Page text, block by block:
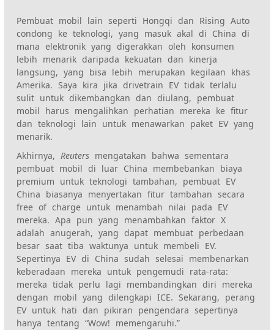
Pembuat mobil lain seperti Hongqi dan Rising Auto
condong ke teknologi, yang masuk akal di China di
mana elektronik yang digerakkan oleh konsumen
lebih menarik daripada kekuatan dan kinerja
langsung, yang bisa lebih merupakan kegilaan khas
Amerika. Saya kira jika drivetrain EV tidak terlalu
sulit untuk dikembangkan dan diulang, pembuat
mobil harus mengalihkan perhatian mereka ke fitur
dan teknologi lain untuk menawarkan paket EV yang
menarik.
Akhirnya,Reuters mengatakan bahwa sementara
pembuat mobil di luar China membebankan biaya
premium untuk teknologi tambahan, pembuat EV
China biasanya menyertakan fitur tambahan secara
free of charge untuk menambah nilai pada EV
mereka. Apa pun yang menambahkan faktor X
adalah anugerah, yang dapat membuat perbedaan
besar saat tiba waktunya untuk membeli EV.
Sepertinya EV di China sudah selesai membenarkan
keberadaan mereka untuk pengemudi rata-rata:
mereka tidak perlu lagi membandingkan diri mereka
dengan mobil yang dilengkapi ICE. Sekarang, perang
EV untuk hati dan pikiran pengendara sepertinya
hanya tentang “Wow! memengaruhi.”